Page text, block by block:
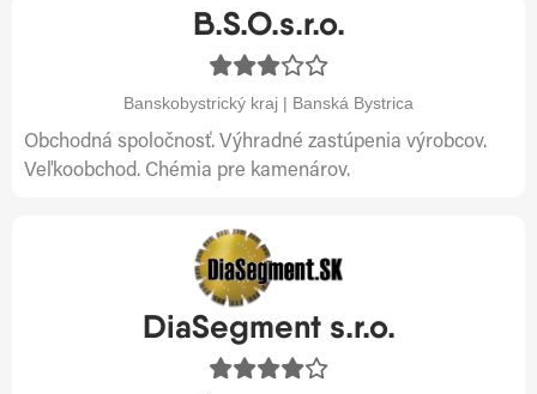
B.S.O.s.r.o.
Banskobystrický kraj | Banská Bystrica
Obchodná spoločnosť. Výhradné zastúpenia výrobcov.
Veľkoobchod. Chémia pre kamenárov.
DiaSegment s.r.o.